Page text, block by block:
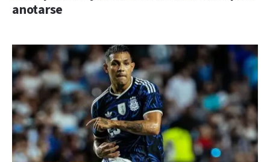
anotarse